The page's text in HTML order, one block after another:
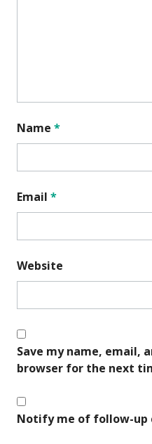
Name *
Email *
Website
Save my name, email,
browser for the next
Notify me of follow-up